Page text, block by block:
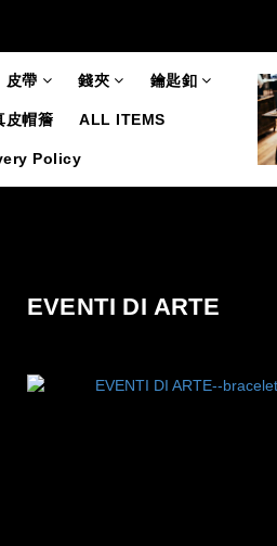
皮帶 錢夾 鑰匙釦
皮帽簷 ALL ITEMS
Policy
EVENTI DI ARTE